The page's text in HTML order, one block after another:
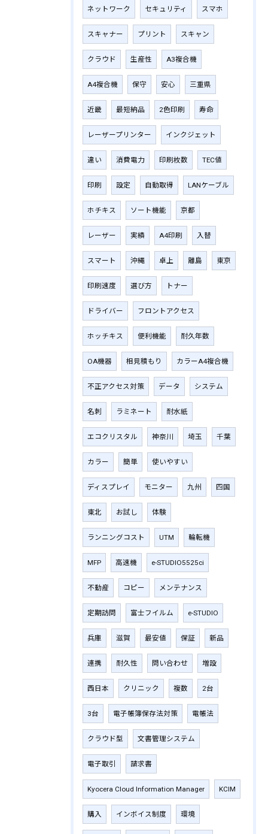
ネットワーク セキュリティ スマホ
スキャナー プリント スキャン
クラウド 生産性 A3複合機
A4複合機 保守 安心 三重県
近畿 最短納品 2色印刷 寿命
レーザープリンター インクジェット
違い 消費電力 印刷枚数 TEC値
印刷 設定 自動取得 LANケーブル
ホチキス ソート機能 京都
レーザー 実績 A4印刷 入替
スマート 沖縄 卓上 離島 東京
印刷速度 選び方 トナー
ドライバー フロントアクセス
ホッチキス 便利機能 耐久年数
OA機器 相見積もり カラーA4複合機
不正アクセス対策 データ システム
名刺 ラミネート 耐水紙
エコクリスタル 神奈川 埼玉 千葉
カラー 簡単 使いやすい
ディスプレイ モニター 九州 四国
東北 お試し 体験
ランニングコスト UTM 輪転機
MFP 高速機 e-STUDIO5525ci
不動産 コピー メンテナンス
定期訪問 富士フイルム e-STUDIO
兵庫 滋賀 最安値 保証 新品
連携 耐久性 問い合わせ 増設
西日本 クリニック 複数 2台
3台 電子帳簿保存法対策 電帳法
クラウド型 文書管理システム
電子取引 請求書
Kyocera Cloud Information Manager KCIM
購入 インボイス制度 環境